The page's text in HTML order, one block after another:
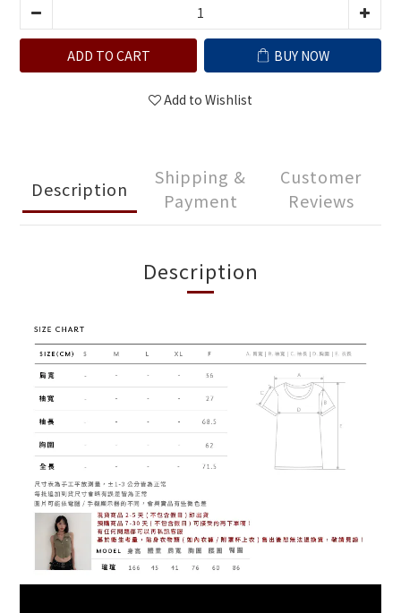
ADD TO CART BUY NOW
Add to Wishlist
Description
Shipping &
Payment
Customer
Reviews
Description